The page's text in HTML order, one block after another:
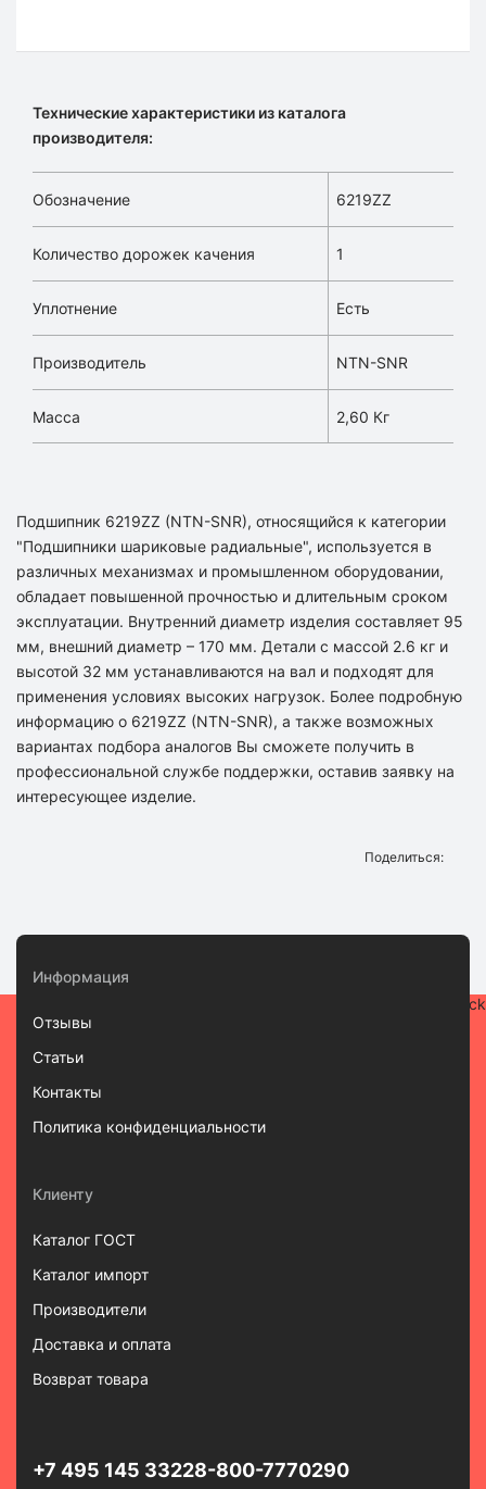
Технические характеристики из каталога
производителя:
Обозначение 6219ZZ
Количество дорожек качения 1
Уплотнение Есть
Производитель NTN-SNR
Масса 2,60 Кг
Подшипник 6219ZZ (NTN-SNR), относящийся к категории
"Подшипники шариковые радиальные", используется в
различных механизмах и промышленном оборудовании,
обладает повышенной прочностью и длительным сроком
эксплуатации. Внутренний диаметр изделия составляет 95
мм, внешний диаметр – 170 мм. Детали с массой 2.6 кг и
высотой 32 мм устанавливаются на вал и подходят для
применения условиях высоких нагрузок. Более подробную
информацию о 6219ZZ (NTN-SNR), а также возможных
вариантах подбора аналогов Вы сможете получить в
профессиональной службе поддержки, оставив заявку на
интересующее изделие.
Поделиться:
Информация
Отзывы
Статьи
Контакты
Политика конфиденциальности
Клиенту
Каталог ГОСТ
Каталог импорт
Производители
Доставка и оплата
Возврат товара
+7 495 145 33228-800-7770290